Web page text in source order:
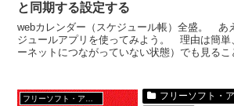
と同期する設定する
webカレンダー（スケジュール帳）全盛。 あ
ジュールアプリを使ってみよう。 理由は簡単
ーネットにつながっていない状態）でも見るこ
フリーソフト・